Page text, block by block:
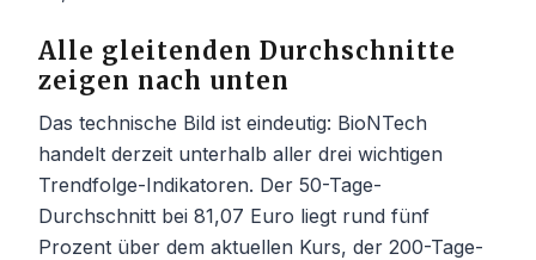
Alle gleitenden Durchschnitte
zeigen nach unten
Das technische Bild ist eindeutig: BioNTech
handelt derzeit unterhalb aller drei wichtigen
Trendfolge-Indikatoren. Der 50-Tage-
Durchschnitt bei 81,07 Euro liegt rund fünf
Prozent über dem aktuellen Kurs, der 200-Tage-